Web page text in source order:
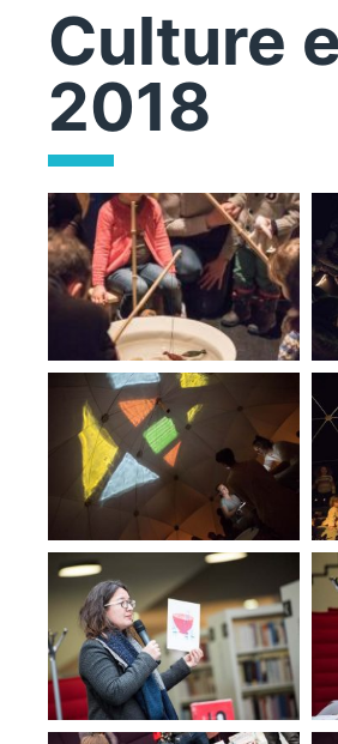
Culture
2018